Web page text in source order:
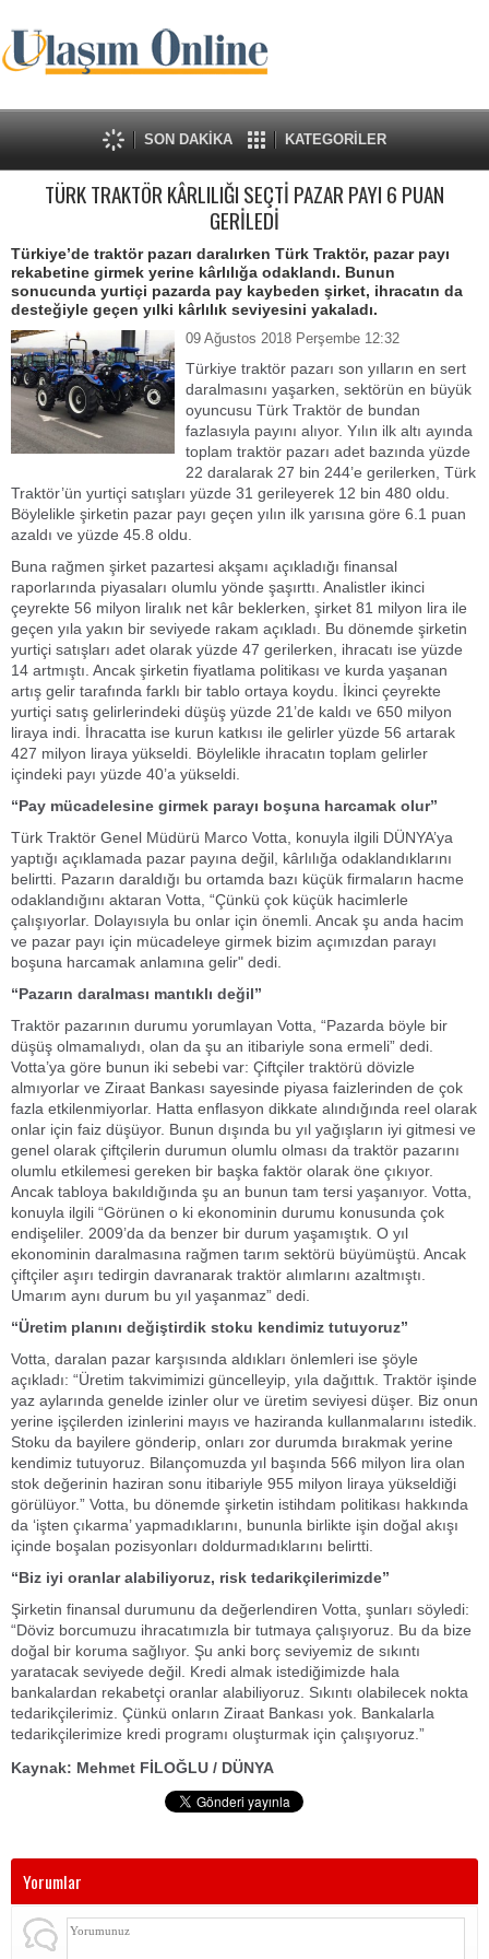
SON DAKİKA KATEGORİLER
TÜRK TRAKTÖR KÂRLILIĞI SEÇTİ PAZAR PAYI 6 PUAN
GERİLEDİ
Türkiye’de traktör pazarı daralırken Türk Traktör, pazar payı
rekabetine girmek yerine kârlılığa odaklandı. Bunun
sonucunda yurtiçi pazarda pay kaybeden şirket, ihracatın da
desteğiyle geçen yılki kârlılık seviyesini yakaladı.
09 Ağustos 2018 Perşembe 12:32
Türkiye traktör pazarı son yılların en sert
daralmasını yaşarken, sektörün en büyük
oyuncusu Türk Traktör de bundan
fazlasıyla payını alıyor. Yılın ilk altı ayında
toplam traktör pazarı adet bazında yüzde
22 daralarak 27 bin 244’e gerilerken, Türk
Traktör’ün yurtiçi satışları yüzde 31 gerileyerek 12 bin 480 oldu.
Böylelikle şirketin pazar payı geçen yılın ilk yarısına göre 6.1 puan
azaldı ve yüzde 45.8 oldu.
Buna rağmen şirket pazartesi akşamı açıkladığı finansal
raporlarında piyasaları olumlu yönde şaşırttı. Analistler ikinci
çeyrekte 56 milyon liralık net kâr beklerken, şirket 81 milyon lira ile
geçen yıla yakın bir seviyede rakam açıkladı. Bu dönemde şirketin
yurtiçi satışları adet olarak yüzde 47 gerilerken, ihracatı ise yüzde
14 artmıştı. Ancak şirketin fiyatlama politikası ve kurda yaşanan
artış gelir tarafında farklı bir tablo ortaya koydu. İkinci çeyrekte
yurtiçi satış gelirlerindeki düşüş yüzde 21’de kaldı ve 650 milyon
liraya indi. İhracatta ise kurun katkısı ile gelirler yüzde 56 artarak
427 milyon liraya yükseldi. Böylelikle ihracatın toplam gelirler
içindeki payı yüzde 40’a yükseldi.
“Pay mücadelesine girmek parayı boşuna harcamak olur”
Türk Traktör Genel Müdürü Marco Votta, konuyla ilgili DÜNYA’ya
yaptığı açıklamada pazar payına değil, kârlılığa odaklandıklarını
belirtti. Pazarın daraldığı bu ortamda bazı küçük firmaların hacme
odaklandığını aktaran Votta, “Çünkü çok küçük hacimlerle
çalışıyorlar. Dolayısıyla bu onlar için önemli. Ancak şu anda hacim
ve pazar payı için mücadeleye girmek bizim açımızdan parayı
boşuna harcamak anlamına gelir" dedi.
“Pazarın daralması mantıklı değil”
Traktör pazarının durumu yorumlayan Votta, “Pazarda böyle bir
düşüş olmamalıydı, olan da şu an itibariyle sona ermeli” dedi.
Votta’ya göre bunun iki sebebi var: Çiftçiler traktörü dövizle
almıyorlar ve Ziraat Bankası sayesinde piyasa faizlerinden de çok
fazla etkilenmiyorlar. Hatta enflasyon dikkate alındığında reel olarak
onlar için faiz düşüyor. Bunun dışında bu yıl yağışların iyi gitmesi ve
genel olarak çiftçilerin durumun olumlu olması da traktör pazarını
olumlu etkilemesi gereken bir başka faktör olarak öne çıkıyor.
Ancak tabloya bakıldığında şu an bunun tam tersi yaşanıyor. Votta,
konuyla ilgili “Görünen o ki ekonominin durumu konusunda çok
endişeliler. 2009’da da benzer bir durum yaşamıştık. O yıl
ekonominin daralmasına rağmen tarım sektörü büyümüştü. Ancak
çiftçiler aşırı tedirgin davranarak traktör alımlarını azaltmıştı.
Umarım aynı durum bu yıl yaşanmaz” dedi.
“Üretim planını değiştirdik stoku kendimiz tutuyoruz”
Votta, daralan pazar karşısında aldıkları önlemleri ise şöyle
açıkladı: “Üretim takvimimizi güncelleyip, yıla dağıttık. Traktör işinde
yaz aylarında genelde izinler olur ve üretim seviyesi düşer. Biz onun
yerine işçilerden izinlerini mayıs ve haziranda kullanmalarını istedik.
Stoku da bayilere gönderip, onları zor durumda bırakmak yerine
kendimiz tutuyoruz. Bilançomuzda yıl başında 566 milyon lira olan
stok değerinin haziran sonu itibariyle 955 milyon liraya yükseldiği
görülüyor.” Votta, bu dönemde şirketin istihdam politikası hakkında
da ‘işten çıkarma’ yapmadıklarını, bununla birlikte işin doğal akışı
içinde boşalan pozisyonları doldurmadıklarını belirtti.
“Biz iyi oranlar alabiliyoruz, risk tedarikçilerimizde”
Şirketin finansal durumunu da değerlendiren Votta, şunları söyledi:
“Döviz borcumuzu ihracatımızla bir tutmaya çalışıyoruz. Bu da bize
doğal bir koruma sağlıyor. Şu anki borç seviyemiz de sıkıntı
yaratacak seviyede değil. Kredi almak istediğimizde hala
bankalardan rekabetçi oranlar alabiliyoruz. Sıkıntı olabilecek nokta
tedarikçilerimiz. Çünkü onların Ziraat Bankası yok. Bankalarla
tedarikçilerimize kredi programı oluşturmak için çalışıyoruz.”
Kaynak: Mehmet FİLOĞLU / DÜNYA
Yorumlar